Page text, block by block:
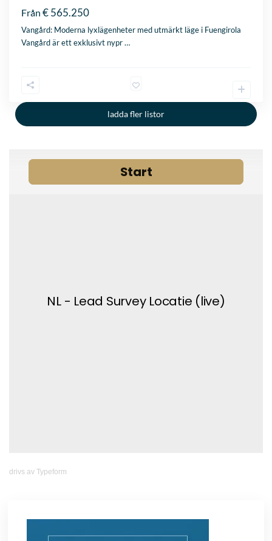
Från € 565.250
Vangård: Moderna lyxlägenheter med utmärkt läge i Fuengirola
Vangård är ett exklusivt nypr…
ladda fler listor
drivs avTypeform